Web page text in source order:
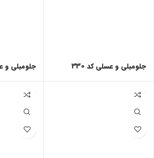
جلومبلی و عسلی کد 330 جلومبلی و